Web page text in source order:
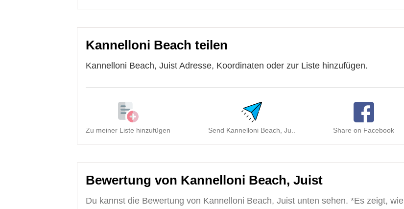
Kannelloni Beach teilen
Kannelloni Beach, Juist Adresse, Koordinaten oder zur Liste hinzufügen.
Zu meiner Liste hinzufügen Send Kannelloni Beach, Ju.. Share on Facebook
Bewertung von Kannelloni Beach, Juist
Du kannst die Bewertung von Kannelloni Beach, Juist unten sehen. *Es zeigt, wie